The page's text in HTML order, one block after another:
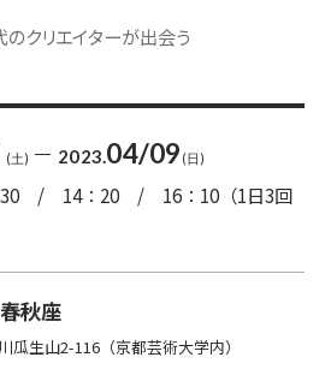
クリエイターが出会う
(土) 2023.04/09 (日)
30 / 14：20 / 16：10（1日3回
秋座
瓜生山2-116（京都芸術大学内）